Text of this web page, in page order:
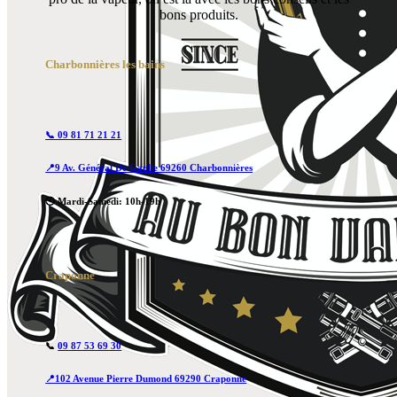
bons produits.
Charbonnières les bains
📞 09 81 71 21 21
📍9 Av. Général De Gaulle 69260 Charbonnières
🕙 Mardi-Samedi: 10h-19h
Craponne
📞09 87 53 69 30
📍102 Avenue Pierre Dumond 69290 Craponne